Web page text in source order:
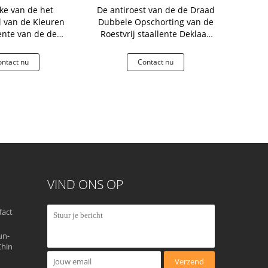
van de het
van de Kleuren
van de de
nu
De antiroest van de de Draad
Dubbele Opschorting van de
Roestvrij staallente Deklaag
Contact nu
VIND ONS OP
Verzend